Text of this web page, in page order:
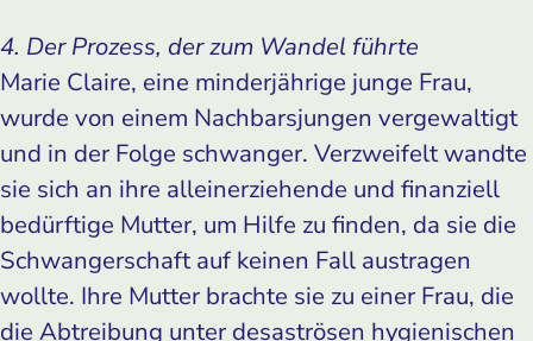
4. Der Prozess, der zum Wandel führte
Marie Claire, eine minderjährige junge Frau,
wurde von einem Nachbarsjungen vergewaltigt
und in der Folge schwanger. Verzweifelt wandte
sie sich an ihre alleinerziehende und finanziell
bedürftige Mutter, um Hilfe zu finden, da sie die
Schwangerschaft auf keinen Fall austragen
wollte. Ihre Mutter brachte sie zu einer Frau, die
die Abtreibung unter desaströsen hygienischen